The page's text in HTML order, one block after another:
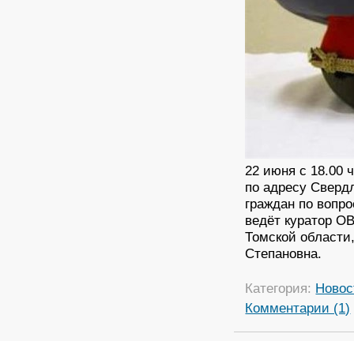
22 июня с 18.00
по адресу
граждан по
ведёт куратор
Томской
Степановна.
Категория:
Комментарии (1)